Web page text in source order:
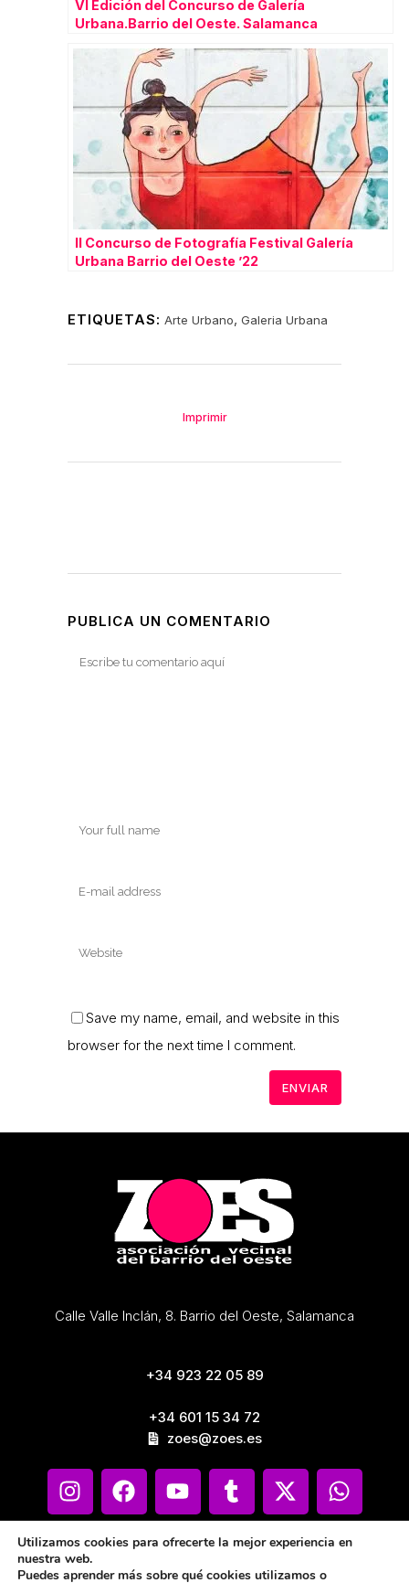
VI Edición del Concurso de Galería
Urbana.Barrio del Oeste. Salamanca
II Concurso de Fotografía Festival Galería
Urbana Barrio del Oeste ’22
ETIQUETAS: Arte Urbano, Galeria Urbana
Imprimir
PUBLICA UN COMENTARIO
Save my name, email, and website in this
browser for the next time I comment.
Calle Valle Inclán, 8. Barrio del Oeste, Salamanca
+34 923 22 05 89
+34 601 15 34 72
zoes@zoes.es
Utilizamos cookies para ofrecerte la mejor experiencia en
nuestra web.
Puedes aprender más sobre qué cookies utilizamos o